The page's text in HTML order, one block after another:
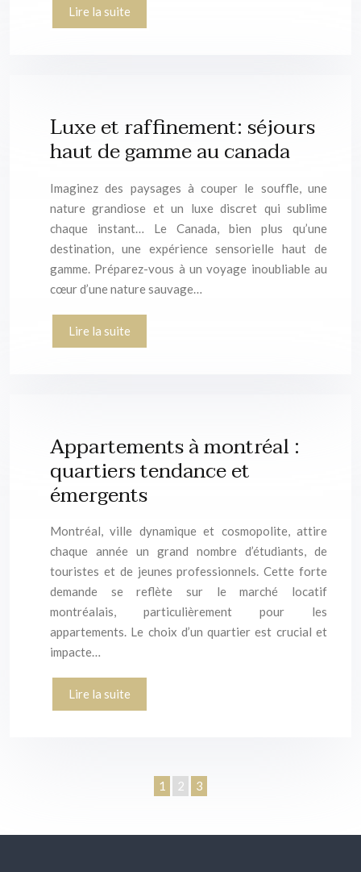
Lire la suite
Luxe et raffinement: séjours
haut de gamme au canada
Imaginez des paysages à couper le souffle, une
nature grandiose et un luxe discret qui sublime
chaque instant… Le Canada, bien plus qu’une
destination, une expérience sensorielle haut de
gamme. Préparez-vous à un voyage inoubliable au
cœur d’une nature sauvage…
Lire la suite
Appartements à montréal :
quartiers tendance et
émergents
Montréal, ville dynamique et cosmopolite, attire
chaque année un grand nombre d’étudiants, de
touristes et de jeunes professionnels. Cette forte
demande se reflète sur le marché locatif
montréalais, particulièrement pour les
appartements. Le choix d’un quartier est crucial et
impacte…
Lire la suite
1 2 3